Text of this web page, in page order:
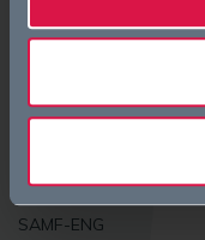
Science
SAMF-ENG